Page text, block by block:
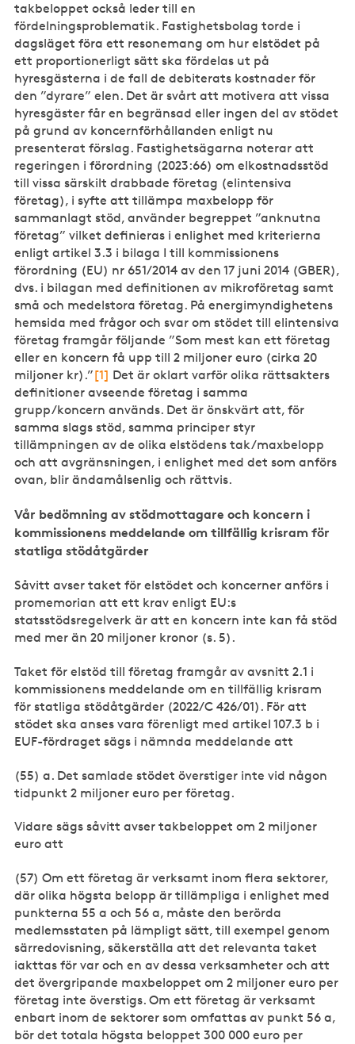
takbeloppet också leder till en
fördelningsproblematik. Fastighetsbolag torde i
dagsläget föra ett resonemang om hur elstödet på
ett proportionerligt sätt ska fördelas ut på
hyresgästerna i de fall de debiterats kostnader för
den ”dyrare” elen. Det är svårt att motivera att vissa
hyresgäster får en begränsad eller ingen del av stödet
på grund av koncernförhållanden enligt nu
presenterat förslag. Fastighetsägarna noterar att
regeringen i förordning (2023:66) om elkostnadsstöd
till vissa särskilt drabbade företag (elintensiva
företag), i syfte att tillämpa maxbelopp för
sammanlagt stöd, använder begreppet ”anknutna
företag” vilket definieras i enlighet med kriterierna
enligt artikel 3.3 i bilaga I till kommissionens
förordning (EU) nr 651/2014 av den 17 juni 2014 (GBER),
dvs. i bilagan med definitionen av mikroföretag samt
små och medelstora företag. På energimyndighetens
hemsida med frågor och svar om stödet till elintensiva
företag framgår följande ”Som mest kan ett företag
eller en koncern få upp till 2 miljoner euro (cirka 20
miljoner kr).”[1] Det är oklart varför olika rättsakters
definitioner avseende företag i samma
grupp/koncern används. Det är önskvärt att, för
samma slags stöd, samma principer styr
tillämpningen av de olika elstödens tak/maxbelopp
och att avgränsningen, i enlighet med det som anförs
ovan, blir ändamålsenlig och rättvis.
Vår bedömning av stödmottagare och koncern i
kommissionens meddelande om tillfällig krisram för
statliga stödåtgärder
Såvitt avser taket för elstödet och koncerner anförs i
promemorian att ett krav enligt EU:s
statsstödsregelverk är att en koncern inte kan få stöd
med mer än 20 miljoner kronor (s. 5).
Taket för elstöd till företag framgår av avsnitt 2.1 i
kommissionens meddelande om en tillfällig krisram
för statliga stödåtgärder (2022/C 426/01). För att
stödet ska anses vara förenligt med artikel 107.3 b i
EUF-fördraget sägs i nämnda meddelande att
(55) a. Det samlade stödet överstiger inte vid någon
tidpunkt 2 miljoner euro per företag.
Vidare sägs såvitt avser takbeloppet om 2 miljoner
euro att
(57) Om ett företag är verksamt inom flera sektorer,
där olika högsta belopp är tillämpliga i enlighet med
punkterna 55 a och 56 a, måste den berörda
medlemsstaten på lämpligt sätt, till exempel genom
särredovisning, säkerställa att det relevanta taket
iakttas för var och en av dessa verksamheter och att
det övergripande maxbeloppet om 2 miljoner euro per
företag inte överstigs. Om ett företag är verksamt
enbart inom de sektorer som omfattas av punkt 56 a,
bör det totala högsta beloppet 300 000 euro per